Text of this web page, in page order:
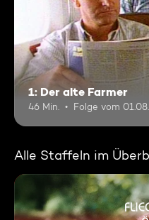
1: Der alte Farmer
46 Min. Folge vom
Alle Staffeln im